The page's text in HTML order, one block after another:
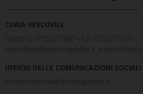
CURIA VESCOVILE
Telefono 0759273980 – Fax 0759276316
cancelliere@diocesigubbio.it
UFFICIO DELLE COMUNICAZIONI SOCIALI
comunicazione@diocesigubbio.it